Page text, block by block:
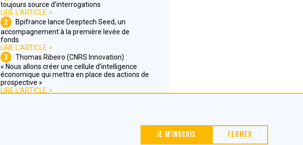
toujours source d’interrogations
LIRE L'ARTICLE
2
Bpifrance lance Deeptech Seed, un
accompagnement à la première levée de
fonds
LIRE L'ARTICLE
3
Thomas Ribeiro (CNRS Innovation) :
« Nous allons créer une cellule d’intelligence
économique qui mettra en place des actions de
prospective »
LIRE L'ARTICLE
Nous contacter
Je m'inscris Fermer